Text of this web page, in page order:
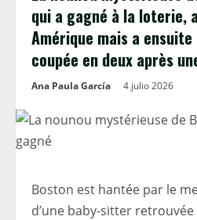
qui a gagné à la loterie,
Amérique mais a
coupée en deux après
Ana Paula García 4 julio 2026
Boston est hantée par le
d’une baby-sitter